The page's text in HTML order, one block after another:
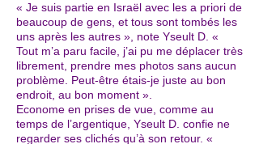
« Je suis partie en Israël avec les a priori de
beaucoup de gens, et tous sont tombés les
uns après les autres », note Yseult D. «
Tout m’a paru facile, j’ai pu me déplacer très
librement, prendre mes photos sans aucun
problème. Peut-être étais-je juste au bon
endroit, au bon moment ».
Econome en prises de vue, comme au
temps de l’argentique, Yseult D. confie ne
regarder ses clichés qu’à son retour. «